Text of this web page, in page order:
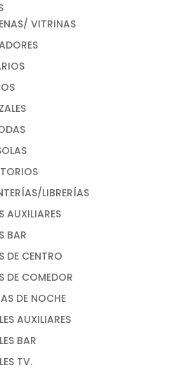
VITRINAS
LIBRERÍAS
AUXILIARES
BAR
DE CENTRO
DE COMEDOR
DE NOCHE
AUXILIARES
BAR
TV.